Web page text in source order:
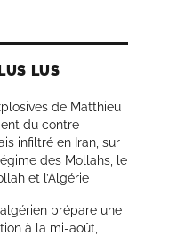
LUS
de Matthieu
du contre-
infiltré en Iran, sur
des Mollahs, le
et l’Algérie
prépare une
à la mi-août,